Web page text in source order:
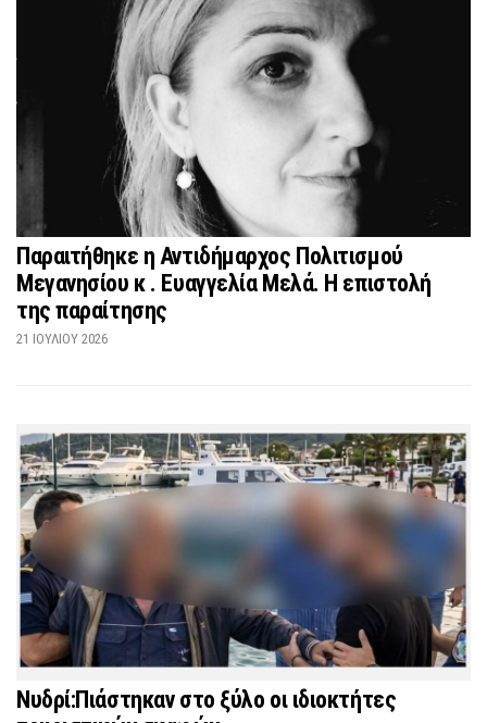
Παραιτήθηκε η Αντιδήμαρχος Πολιτισμού
Μεγανησίου κ . Ευαγγελία Μελά. Η επιστολή
της παραίτησης
21 ΙΟΥΛΊΟΥ 2026
Νυδρί:Πιάστηκαν στο ξύλο οι ιδιοκτήτες